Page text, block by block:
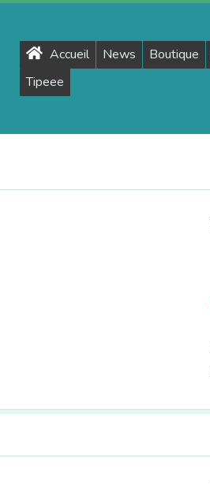
Primary
Accueil News Boutique
Tipeee